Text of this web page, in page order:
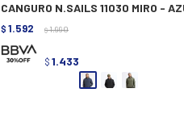
CANGURO N.SAILS 11030 MIRO -
$ 1.592 $ 1.990
$ 1.433